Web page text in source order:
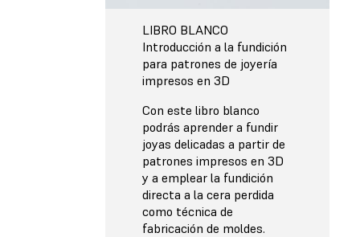
LIBRO BLANCO
Introducción a la fundición
para patrones de joyería
impresos en 3D
Con este libro blanco
podrás aprender a fundir
joyas delicadas a partir de
patrones impresos en 3D
y a emplear la fundición
directa a la cera perdida
como técnica de
fabricación de moldes.